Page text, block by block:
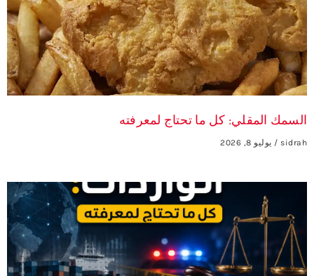
السمك المقلي: كل ما تحتاج لمعرفته
sidrah يوليو 8, 2026